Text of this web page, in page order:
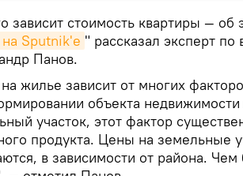
зависит стоимость квартиры —
Sputnik'e " рассказал эксперт
Панов.
жилье зависит от многих
объекта недвижимости
участок, этот фактор
продукта. Цены на земельные
в зависимости от района.